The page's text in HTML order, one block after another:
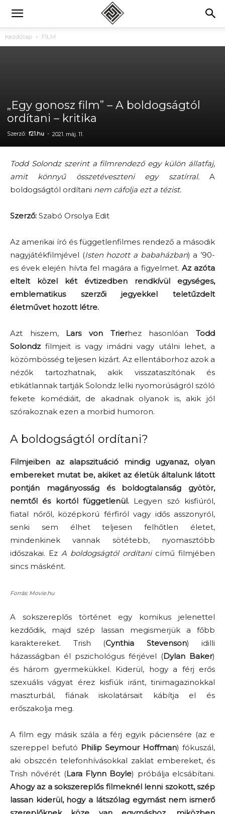
Kezdőlap FILM
„Egy gonosz film” – A boldogságtól
ordítani – kritika
Szerző: f21.hu - 2021. máj. 11.
Todd Solondz szerint a filmrendező egy külön állatfaj,
amit könnyű összetéveszteni egy szatírral.A
boldogságtól ordítani nem cáfolja ezt a tézist.
Szerző: Szabó Orsolya Edit
Az amerikai író és függetlenfilmes rendező a második
nagyjátékfilmjével (Isten hozott a babaházban) a ’90-
es évek elején hívta fel magára a figyelmet. Az azóta
eltelt közel két évtizedben rendkívül egységes,
emblematikus szerzői jegyekkel teletűzdelt
életművet hozott létre.
Azt hiszem, Lars von Trierhez hasonlóanTodd
Solondzfilmjeit is vagy imádni vagy utálni lehet, a
közömbösség teljesen kizárt. Az ellentáborhoz azok a
nézők tartozhatnak, akik visszataszítónak és
etikátlannak tartják Solondz lelki nyomorúságról szóló
fekete komédiáit, de akadnak olyanok is, akik jól
szórakoznak ezen a morbid humoron.
A boldogságtól ordítani?
Filmjeiben az alapszituáció mindig ugyanaz, olyan
embereket mutat be, akiket az életük általunk látott
pontján magányosság és boldogtalanság gyötör,
nemtől és kortól függetlenül. Legyen szó kisfiúról,
fiatal nőről, középkorú férfiról vagy idős asszonyról,
senki sem élhet teljesen felhőtlen életet,
mindenkinek vannak sötétebb, nyomasztóbb
időszakai. Ez A boldogságtól ordítanicímű filmjében
sincs másként.
Forrás: Movie.hu
A sokszereplős történet egy komikus jelenettel
kezdődik, majd szép lassan megismerjük a főbb
karaktereket. Trish (Cynthia Stevenson) idilli
házasságban él pszichológus férjével (Dylan Baker)
és három gyermekükkel. Kiderül, hogy a férj erős
szexuális vágyat érez kisfiúk iránt, tinimagazinokkal
maszturbál, fiának iskolatársait kábítja el és
erőszakolja meg.
A film egy másik szála a férj egyik páciensére (az e
szereppel befutó Philip Seymour Hoffman) fókuszál,
aki obszcén telefonhívásokkal zaklat embereket, és
Trish nővérét (Lara Flynn Boyle) próbálja elcsábítani.
Ahogy az a sokszereplős filmeknél lenni szokott, szép
lassan kiderül, hogy a látszólag egymást nem ismerő